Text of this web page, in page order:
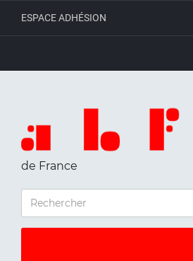
ESPACE ADHÉSION
de France
RECHERCHER